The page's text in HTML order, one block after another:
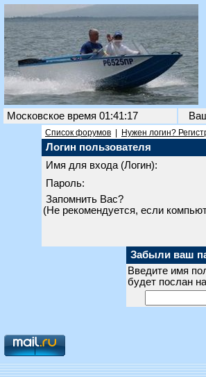
Московское время 01:41:17
Список форумов Нужен логин?
Логин пользователя
Имя для входа (Логин):
Пароль:
Запомнить Вас?
(Не рекомендуется, если
Забыли ваш
Введите имя
будет послан